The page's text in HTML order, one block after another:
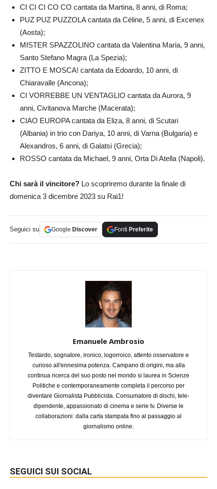
CI CI CI CO CO cantata da Martina, 8 anni, di Roma;
PUZ PUZ PUZZOLA cantata da Céline, 5 anni, di Excenex
(Aosta);
MISTER SPAZZOLINO cantata da Valentina Maria, 9 anni,
Santo Stefano Magra (La Spezia);
ZITTO E MOSCA! cantata da Edoardo, 10 anni, di
Chiaravalle (Ancona);
CI VORREBBE UN VENTAGLIO cantata da Aurora, 9
anni, Civitanova Marche (Macerata);
CIAO EUROPA cantata da Eliza, 8 anni, di Scutari
(Albania) in trio con Dariya, 10 anni, di Varna (Bulgaria) e
Alexandros, 6 anni, di Galatsi (Grecia);
ROSSO cantata da Michael, 9 anni, Orta Di Atella (Napoli).
Chi sarà il vincitore? Lo scopriremo durante la finale di
domenica 3 dicembre 2023 su Rai1!
Seguici su Google Discover Fonti Preferite
Emanuele Ambrosio
Testardo, sognatore, ironico, logorroico, attento osservatore e
curioso all'ennesima potenza. Campano di origini, ma alla
continua ricerca del suo posto nel mondo si laurea in Scienze
Politiche e contemporaneamente completa il percorso per
diventare Giornalista Pubblicista. Consumatore di dischi, tele-
dipendente, appassionato di cinema e serie tv. Diverse le
collaborazioni: dalla carta stampata fino al passaggio al
giornalismo online.
SEGUICI SUI SOCIAL